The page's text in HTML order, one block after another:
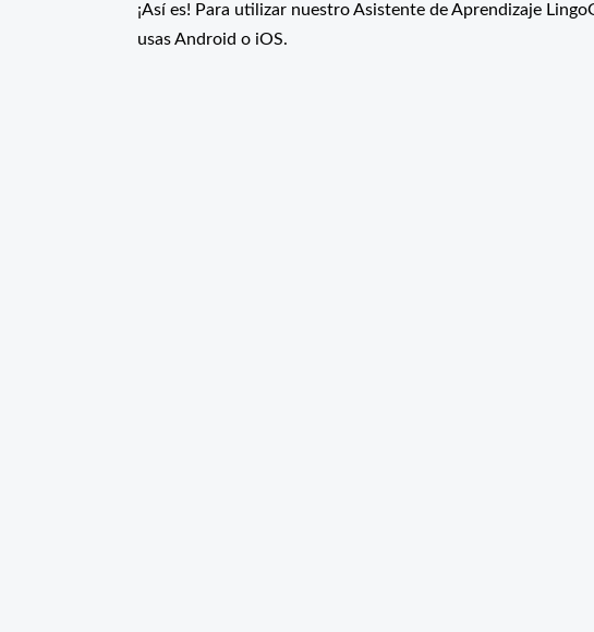
¡Así es! Para utilizar nuestro Asistente de Aprendizaje
usas Android o iOS.